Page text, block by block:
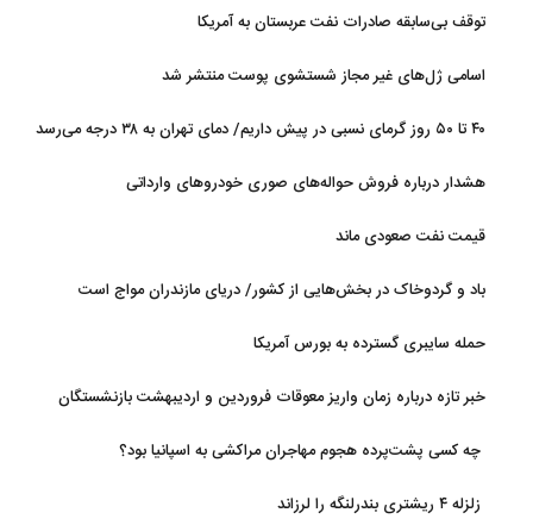
توقف بی‌سابقه صادرات نفت عربستان به آمریکا
اسامی ژل‌های غیر مجاز شستشوی پوست منتشر شد
۴۰ تا ۵۰ روز گرمای نسبی در پیش داریم/ دمای تهران به ۳۸ درجه می‌رسد
هشدار درباره فروش حواله‌های صوری خودروهای وارداتی
قیمت نفت صعودی ماند
باد و گردوخاک در بخش‌هایی از کشور/ دریای مازندران مواج است
حمله سایبری گسترده به بورس آمریکا
خبر تازه درباره زمان واریز معوقات فروردین و اردیبهشت بازنشستگان
چه کسی پشت‌پرده هجوم مهاجران مراکشی به اسپانیا بود؟
زلزله ۴ ریشتری بندرلنگه را لرزاند